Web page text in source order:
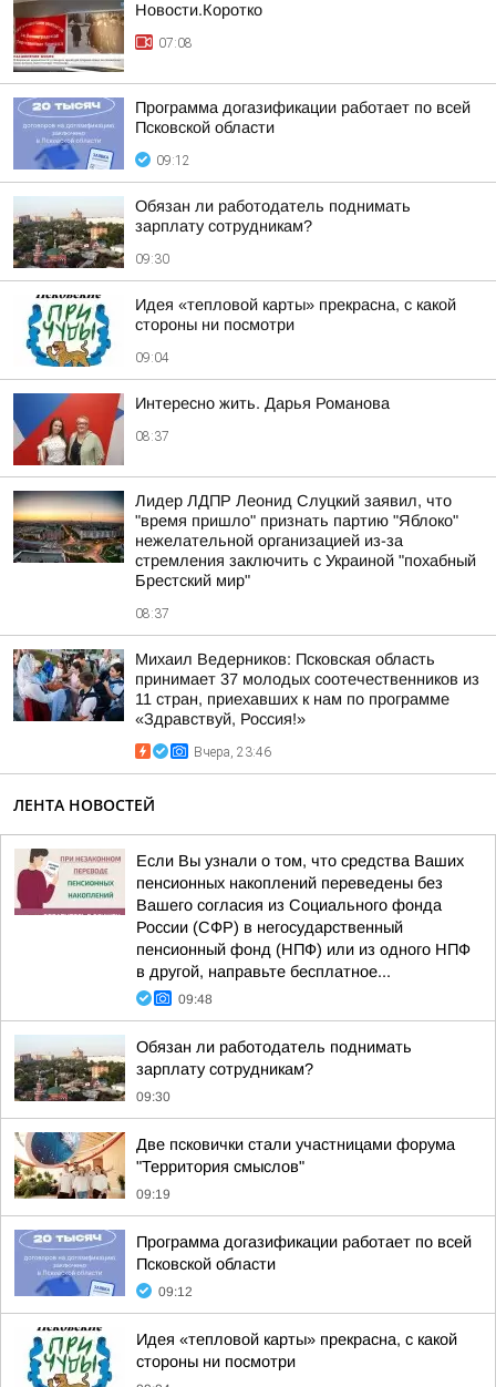
Новости.Коротко
07:08
Программа догазификации работает по всей
Псковской области
09:12
Обязан ли работодатель поднимать
зарплату сотрудникам?
09:30
Идея «тепловой карты» прекрасна, с какой
стороны ни посмотри
09:04
Интересно жить. Дарья Романова
08:37
Лидер ЛДПР Леонид Слуцкий заявил, что
"время пришло" признать партию "Яблоко"
нежелательной организацией из-за
стремления заключить с Украиной "похабный
Брестский мир"
08:37
Михаил Ведерников: Псковская область
принимает 37 молодых соотечественников из
11 стран, приехавших к нам по программе
«Здравствуй, Россия!»
Вчера, 23:46
ЛЕНТА НОВОСТЕЙ
Если Вы узнали о том, что средства Ваших
пенсионных накоплений переведены без
Вашего согласия из Социального фонда
России (СФР) в негосударственный
пенсионный фонд (НПФ) или из одного НПФ
в другой, направьте бесплатное...
09:48
Обязан ли работодатель поднимать
зарплату сотрудникам?
09:30
Две псковички стали участницами форума
"Территория смыслов"
09:19
Программа догазификации работает по всей
Псковской области
09:12
Идея «тепловой карты» прекрасна, с какой
стороны ни посмотри